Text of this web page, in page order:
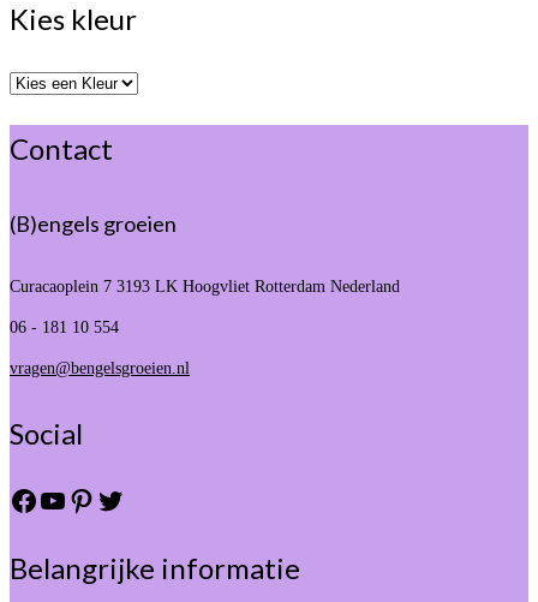
Kies kleur
Contact
(B)engels groeien
Curacaoplein 7 3193 LK Hoogvliet Rotterdam Nederland
06 - 181 10 554
vragen@bengelsgroeien.nl
Social
Facebook
YouTube
Pinterest
Twitter
Belangrijke informatie